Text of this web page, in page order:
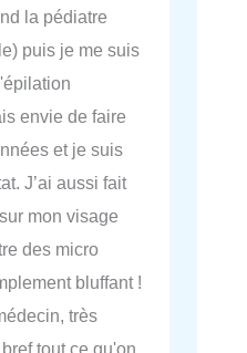
la pédiatre
puis je me suis
envie de faire
et je suis
J’ai aussi fait
mon visage
des micro
bluffant !
très
tout ce qu'on